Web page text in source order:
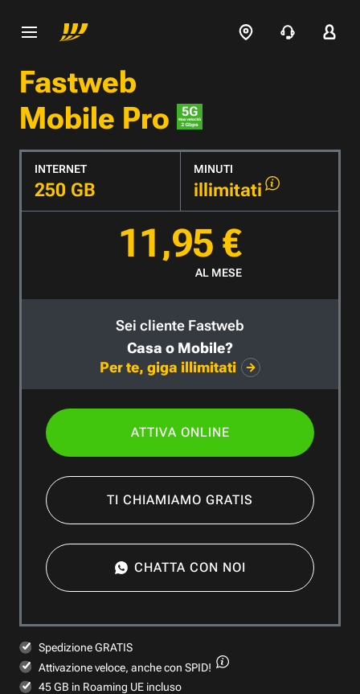
Fastweb
Mobile Pro
INTERNET
250 GB
MINUTI
illimitati
11,95 €
AL MESE
Sei cliente Fastweb
Casa o Mobile?
Per te, giga illimitati
ATTIVA ONLINE
TI CHIAMIAMO GRATIS
CHATTA CON NOI
Spedizione GRATIS
Attivazione veloce, anche con SPID!
45 GB in Roaming UE incluso